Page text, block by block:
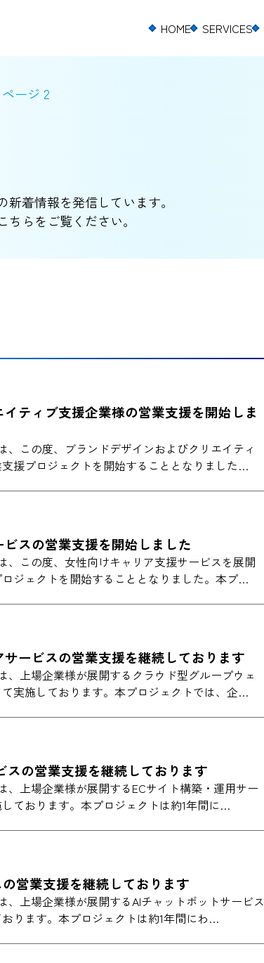
HOME SERVICES
ページ 2
着情報を発信しています。
らをご覧ください。
ティブ支援企業様の営業支援を開始しま
、この度、ブランドデザインおよびクリエイティ
援プロジェクトを開始することとなりました…
スの営業支援を開始しました
、この度、女性向けキャリア支援サービスを展開
ジェクトを開始することとなりました。本プ…
ービスの営業支援を継続しております
、上場企業様が展開するクラウド型グループウェ
実施しております。本プロジェクトでは、企…
スの営業支援を継続しております
、上場企業様が展開するECサイト構築・運用サー
ております。本プロジェクトは約1年間に…
営業支援を継続しております
、上場企業様が展開するAIチャットボットサービス
ります。本プロジェクトは約1年間にわ…